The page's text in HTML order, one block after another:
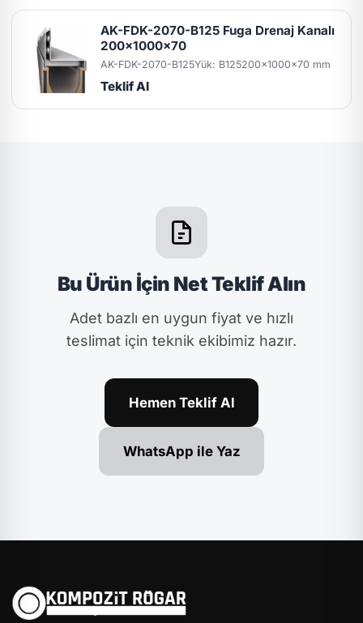
AK-FDK-2070-B125 Fuga Drenaj Kanalı
200x1000x70
AK-FDK-2070-B125Yük: B125200x1000x70 mm
Teklif Al
Bu Ürün İçin Net Teklif Alın
Adet bazlı en uygun fiyat ve hızlı
teslimat için teknik ekibimiz hazır.
Hemen Teklif Al
WhatsApp ile Yaz